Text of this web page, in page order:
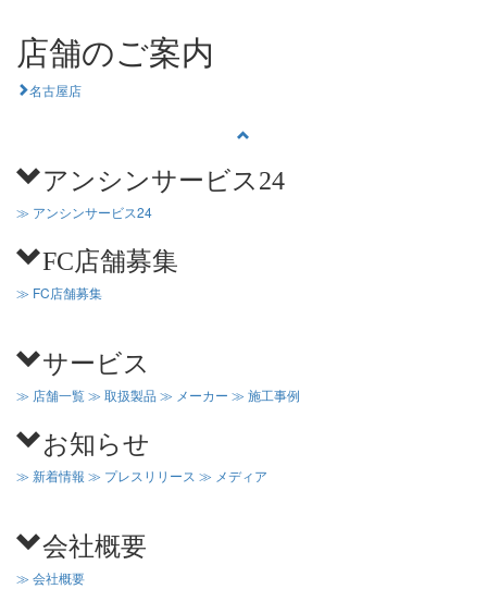
店舗のご案内
名古屋店
アンシンサービス24
≫ アンシンサービス24
FC店舗募集
≫ FC店舗募集
サービス
≫ 店舗一覧≫ 取扱製品 ≫ メーカー ≫ 施工事例
お知らせ
≫ 新着情報 ≫ プレスリリース ≫ メディア
会社概要
≫ 会社概要